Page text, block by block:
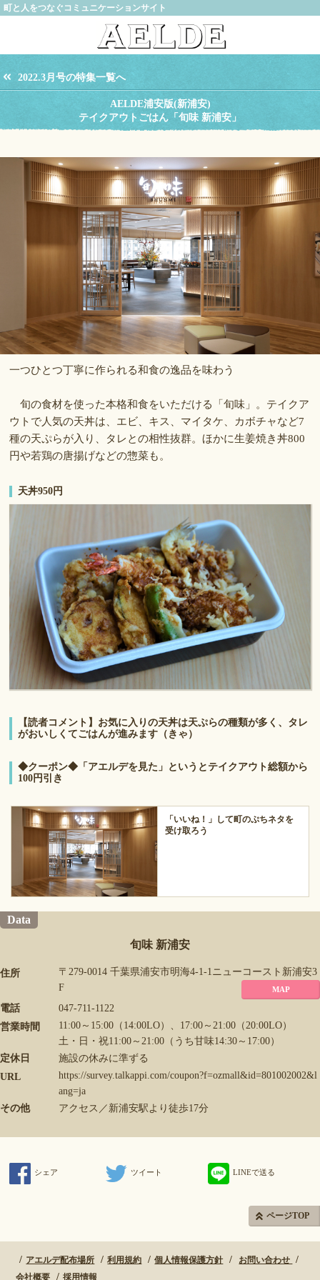
町と人をつなぐコミュニケーションサイト
2022.3月号の特集一覧へ
AELDE浦安版(新浦安)
テイクアウトごはん「旬味 新浦安」
一つひとつ丁寧に作られる和食の逸品を味わう
旬の食材を使った本格和食をいただける「旬味」。テイクア
ウトで人気の天丼は、エビ、キス、マイタケ、カボチャなど7
種の天ぷらが入り、タレとの相性抜群。ほかに生姜焼き丼800
円や若鶏の唐揚げなどの惣菜も。
天丼950円
【読者コメント】お気に入りの天丼は天ぷらの種類が多く、タレ
がおいしくてごはんが進みます（きゃ）
◆クーポン◆「アエルデを見た」というとテイクアウト総額から
100円引き
「いいね！」して町のぷちネタを
受け取ろう
Data
旬味 新浦安
住所
〒279-0014 千葉県浦安市明海4-1-1ニューコースト新浦安3
F
MAP
電話
047-711-1122
営業時間
11:00～15:00（14:00LO）、17:00～21:00（20:00LO）
土・日・祝11:00～21:00（うち甘味14:30～17:00）
定休日
施設の休みに準ずる
URL
https://survey.talkappi.com/coupon?f=ozmall&id=801002002&l
ang=ja
その他
アクセス／新浦安駅より徒歩17分
シェア ツイート LINEで送る
ページTOP
アエルデ配布場所 利用規約 個人情報保護方針
お問い合わせ
会社概要
採用情報